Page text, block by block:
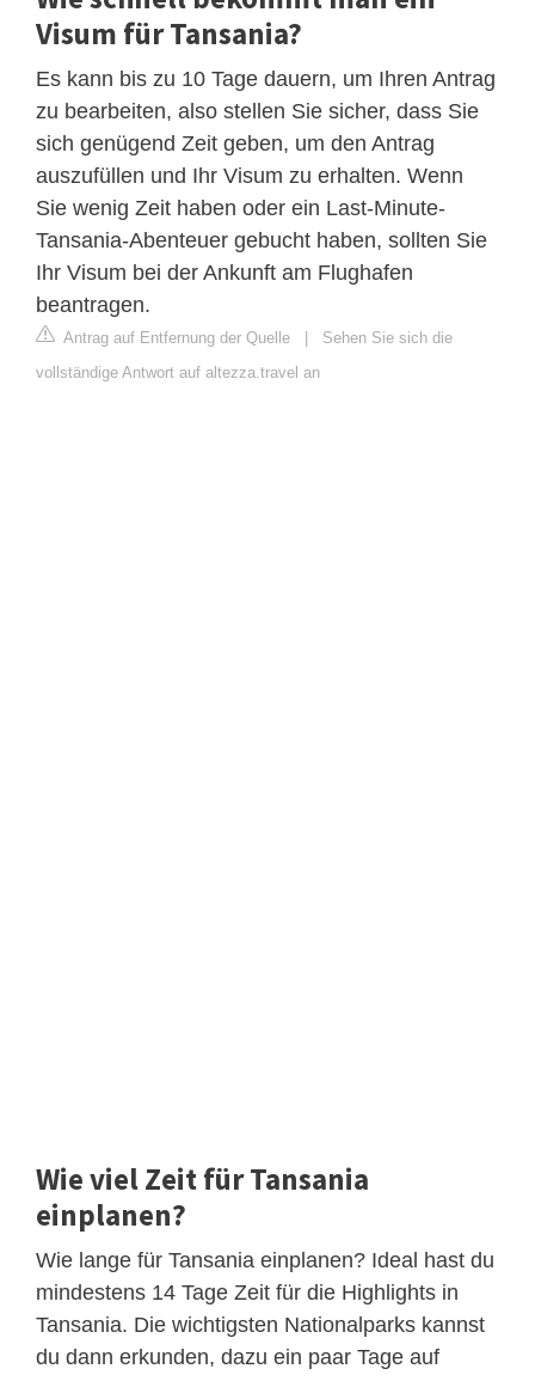
Visum für Tansania?
Es kann bis zu 10 Tage dauern, um Ihren Antrag
zu bearbeiten, also stellen Sie sicher, dass Sie
sich genügend Zeit geben, um den Antrag
auszufüllen und Ihr Visum zu erhalten. Wenn
Sie wenig Zeit haben oder ein Last-Minute-
Tansania-Abenteuer gebucht haben, sollten Sie
Ihr Visum bei der Ankunft am Flughafen
beantragen.
Antrag auf Entfernung der Quelle | Sehen Sie sich die
vollständige Antwort auf altezza.travel an
Wie viel Zeit für Tansania
einplanen?
Wie lange für Tansania einplanen? Ideal hast du
mindestens 14 Tage Zeit für die Highlights in
Tansania. Die wichtigsten Nationalparks kannst
du dann erkunden, dazu ein paar Tage auf